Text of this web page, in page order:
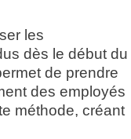
les
dès le début du
de prendre
des employés
méthode, créant